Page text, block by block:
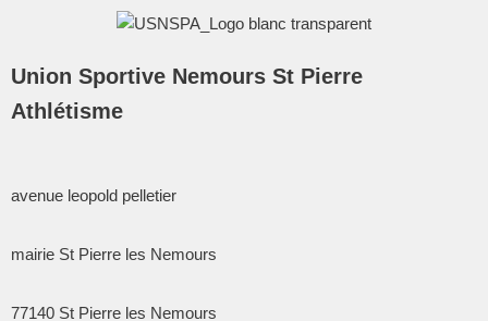
Union Sportive Nemours St Pierre
Athlétisme
avenue leopold pelletier
mairie St Pierre les Nemours
77140 St Pierre les Nemours